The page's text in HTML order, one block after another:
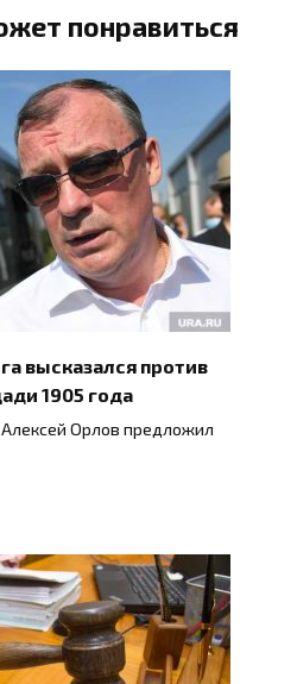
понравиться
высказался против
1905 года
Алексей Орлов предложил